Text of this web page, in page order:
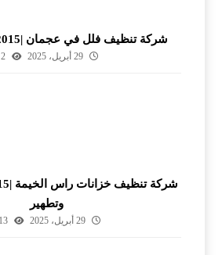
شركة تنظيف فلل في عجمان |0526402015| تعقيم
29 أبريل، 2025 2
وتطهير
29 أبريل، 2025 13